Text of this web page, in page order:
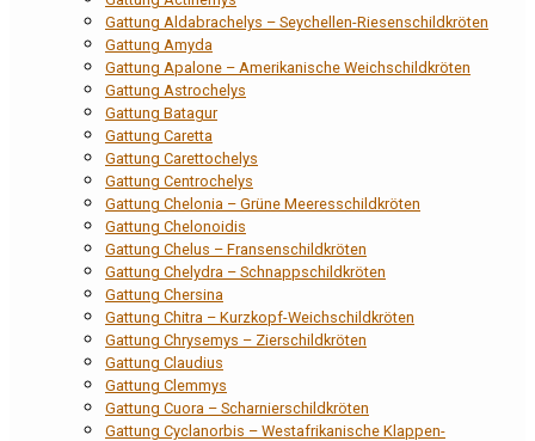
Gattung Aldabrachelys – Seychellen-Riesenschildkröten
Gattung Amyda
Gattung Apalone – Amerikanische Weichschildkröten
Gattung Astrochelys
Gattung Batagur
Gattung Caretta
Gattung Carettochelys
Gattung Centrochelys
Gattung Chelonia – Grüne Meeresschildkröten
Gattung Chelonoidis
Gattung Chelus – Fransenschildkröten
Gattung Chelydra – Schnappschildkröten
Gattung Chersina
Gattung Chitra – Kurzkopf-Weichschildkröten
Gattung Chrysemys – Zierschildkröten
Gattung Claudius
Gattung Clemmys
Gattung Cuora – Scharnierschildkröten
Gattung Cyclanorbis – Westafrikanische Klappen-